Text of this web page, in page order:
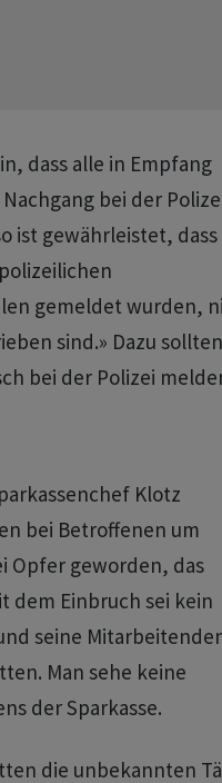
dass alle in Empfang
bei der
ist gewährleistet, dass
gemeldet wurden,
sind.» Dazu sollten
bei der Polizei
Klotz
bei Betroffenen um
Opfer geworden, das
dem Einbruch sei kein
seine
Man sehe keine
der Sparkasse.
die unbekannten